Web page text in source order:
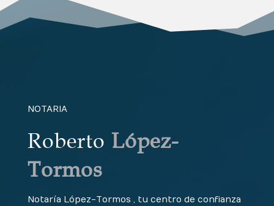
NOTARIA
Roberto López-
Tormos
Notaría López-Tormos , tu centro de confianza